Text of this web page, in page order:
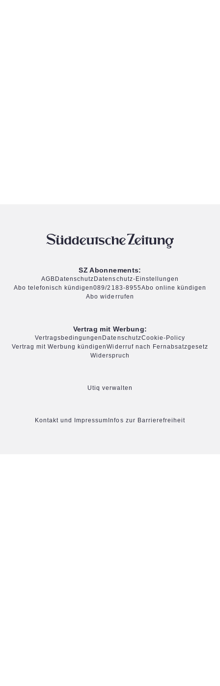
SZ Abonnements:
AGB Datenschutz Datenschutz-Einstellungen
Abo telefonisch kündigen089/2183-8955Abo online kündigen
Abo widerrufen
Vertrag mit Werbung:
Vertragsbedingungen DatenschutzCookie-Policy
Vertrag mit Werbung kündigenWiderruf nach Fernabsatzgesetz
Widerspruch
Utiq verwalten
Kontakt und Impressum Infos zur Barrierefreiheit